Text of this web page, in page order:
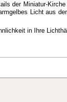
der Miniatur-
Licht aus
in Ihre